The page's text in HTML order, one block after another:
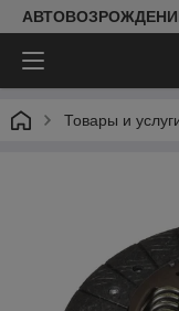
Товары и